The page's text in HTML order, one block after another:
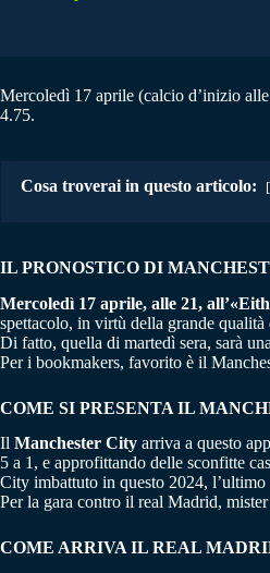
Mercoledì 17 aprile (calcio d’inizio
4.75.
Cosa troverai in questo articolo:
IL PRONOSTICO DI
Mercoledì 17 aprile, alle 21,
spettacolo, in virtù della grande
Di fatto, quella di martedì sera, sarà
Per i bookmakers, favorito è il
COME SI PRESENTA IL
Il Manchester City arriva a questo
5 a 1, e approfittando delle sconfitte
City imbattuto in questo 2024,
Per la gara contro il real Madrid,
COME ARRIVA IL REAL